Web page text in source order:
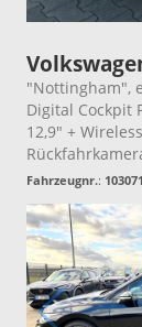
"Nottingham",
Digital Cockpit
12,9" +
Fahrzeugnr.: 103071